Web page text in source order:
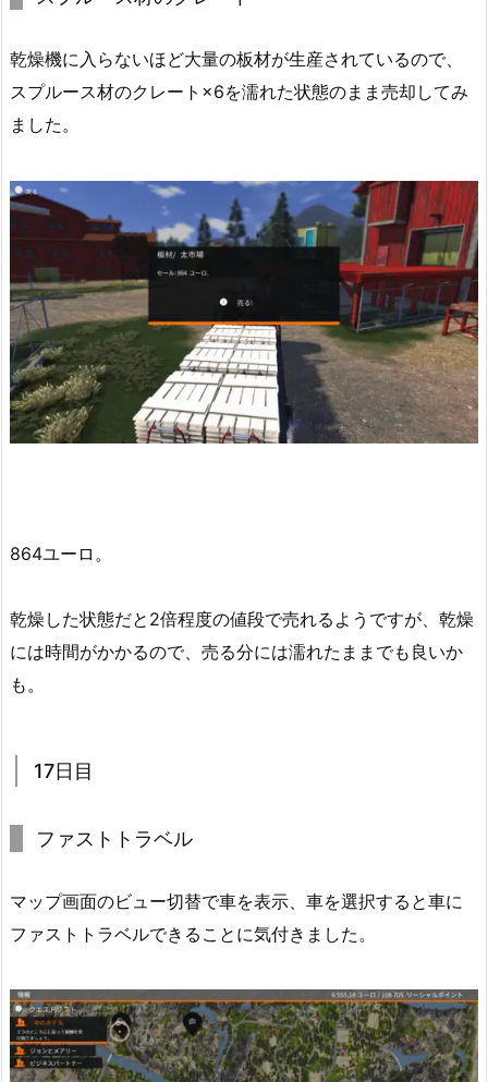
乾燥機に入らないほど大量の板材が生産されているので、
スプルース材のクレート×6を濡れた状態のまま売却してみ
ました。
864ユーロ。
乾燥した状態だと2倍程度の値段で売れるようですが、乾燥
には時間がかかるので、売る分には濡れたままでも良いか
も。
17日目
ファストトラベル
マップ画面のビュー切替で車を表示、車を選択すると車に
ファストトラベルできることに気付きました。